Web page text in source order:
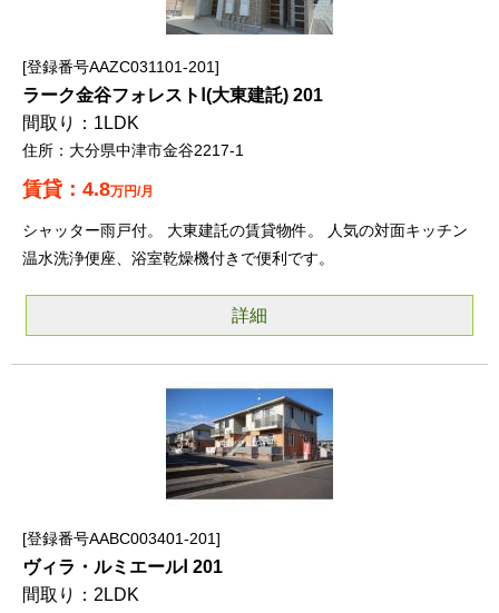
登録番号AAZC031101-201
ラーク金谷フォレストⅠ(大東建託) 201
1LDK
大分県中津市金谷2217-1
4.8万円/月
シャッター雨戸付。 大東建託の賃貸物件。 人気の対面キッチン
温水洗浄便座、浴室乾燥機付きで便利です。
詳細
登録番号AABC003401-201
ヴィラ・ルミエールⅠ 201
2LDK